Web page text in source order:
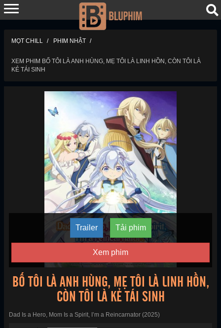
MỌT CHILL PHIM NHẬT
XEM PHIM BỐ TÔI LÀ ANH HÙNG, MẸ TÔI LÀ LINH HỒN, CÒN TÔI LÀ
KẺ TÁI SINH
Trailer Tải phim
Xem phim
BỐ TÔI LÀ ANH HÙNG, MẸ TÔI LÀ LINH HỒN,
CÒN TÔI LÀ KẺ TÁI SINH
Dad Is a Hero, Mom Is a Spirit, I’m a Reincarnator (2025)